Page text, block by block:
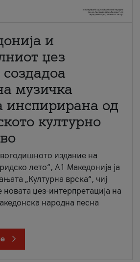
и
џез
музичка
инспирирана од
културно
издание на
лето“, А1 Македонија ја
„Културна врска“, чиј
новата џез-интерпретација на
народна песна